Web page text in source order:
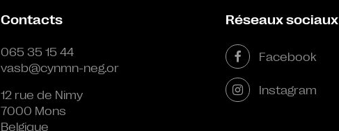
Contacts
065 35 15 44
vasb@cynmn-neg.or
12 rue de Nimy
7000 Mons
Belgique
Réseaux sociaux
Facebook
Instagram